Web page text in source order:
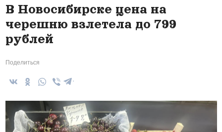
В Новосибирске цена на
черешню взлетела до 799
рублей
Поделиться